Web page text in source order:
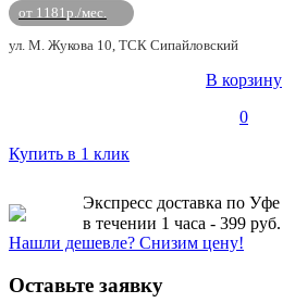
от 1181р./мес.
ул. М. Жукова 10, ТСК Сипайловский
В корзину
0
Купить в 1 клик
Экспресс доставка по Уфе
в течении 1 часа - 399 руб.
Нашли дешевле? Снизим цену!
Оставьте заявку